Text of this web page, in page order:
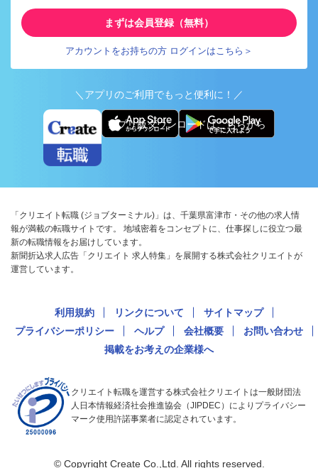
まずは会員登録（無料）
アカウントをお持ちの方 ログインはこちら＞
＼アプリのご利用でもっと便利に！／
アプリ版ダウンロードはこちらから
「クリエイト転職 (ジョブターミナル)」は、千葉県富津市・その他の求人情
報が満載の転職サイトです。 地域密着をコンセプトに、仕事探しに役立つ最
新の転職情報をお届けしています。
新聞折込求人広告「クリエイト 求人特集」を展開する株式会社クリエイトが
運営しています。
利用規約 リンクについて
サイトマップ
プライバシーポリシー
ヘルプ 会社概要
お問い合わせ
掲載をお考えの企業様へ
クリエイト転職を運営する株式会社クリエイトは一般財団法
人日本情報経済社会推進協会（JIPDEC）によりプライバシー
マーク使用許諾事業者に認定されています。
© Copyright Create Co.,Ltd. All rights reserved.